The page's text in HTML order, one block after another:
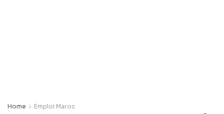
Home Emploi Maroc